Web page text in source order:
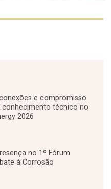
e compromisso
técnico no
2026
no 1º Fórum
à Corrosão